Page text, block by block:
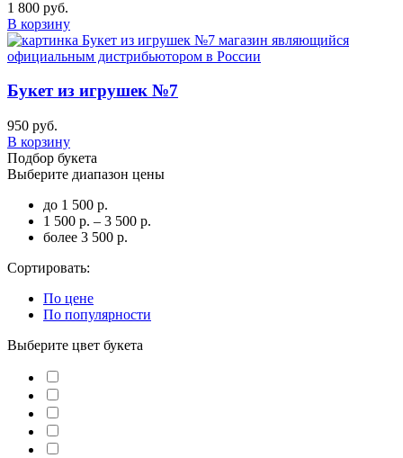
1 800 руб.
В корзину
Букет из игрушек №7
950 руб.
В корзину
Подбор букета
Выберите диапазон цены
до 1 500 р.
1 500 р. – 3 500 р.
более 3 500 р.
Сортировать:
По цене
По популярности
Выберите цвет букета